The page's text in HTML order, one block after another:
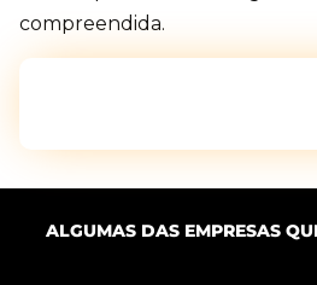
compreendida.
ALGUMAS DAS EMPRESAS